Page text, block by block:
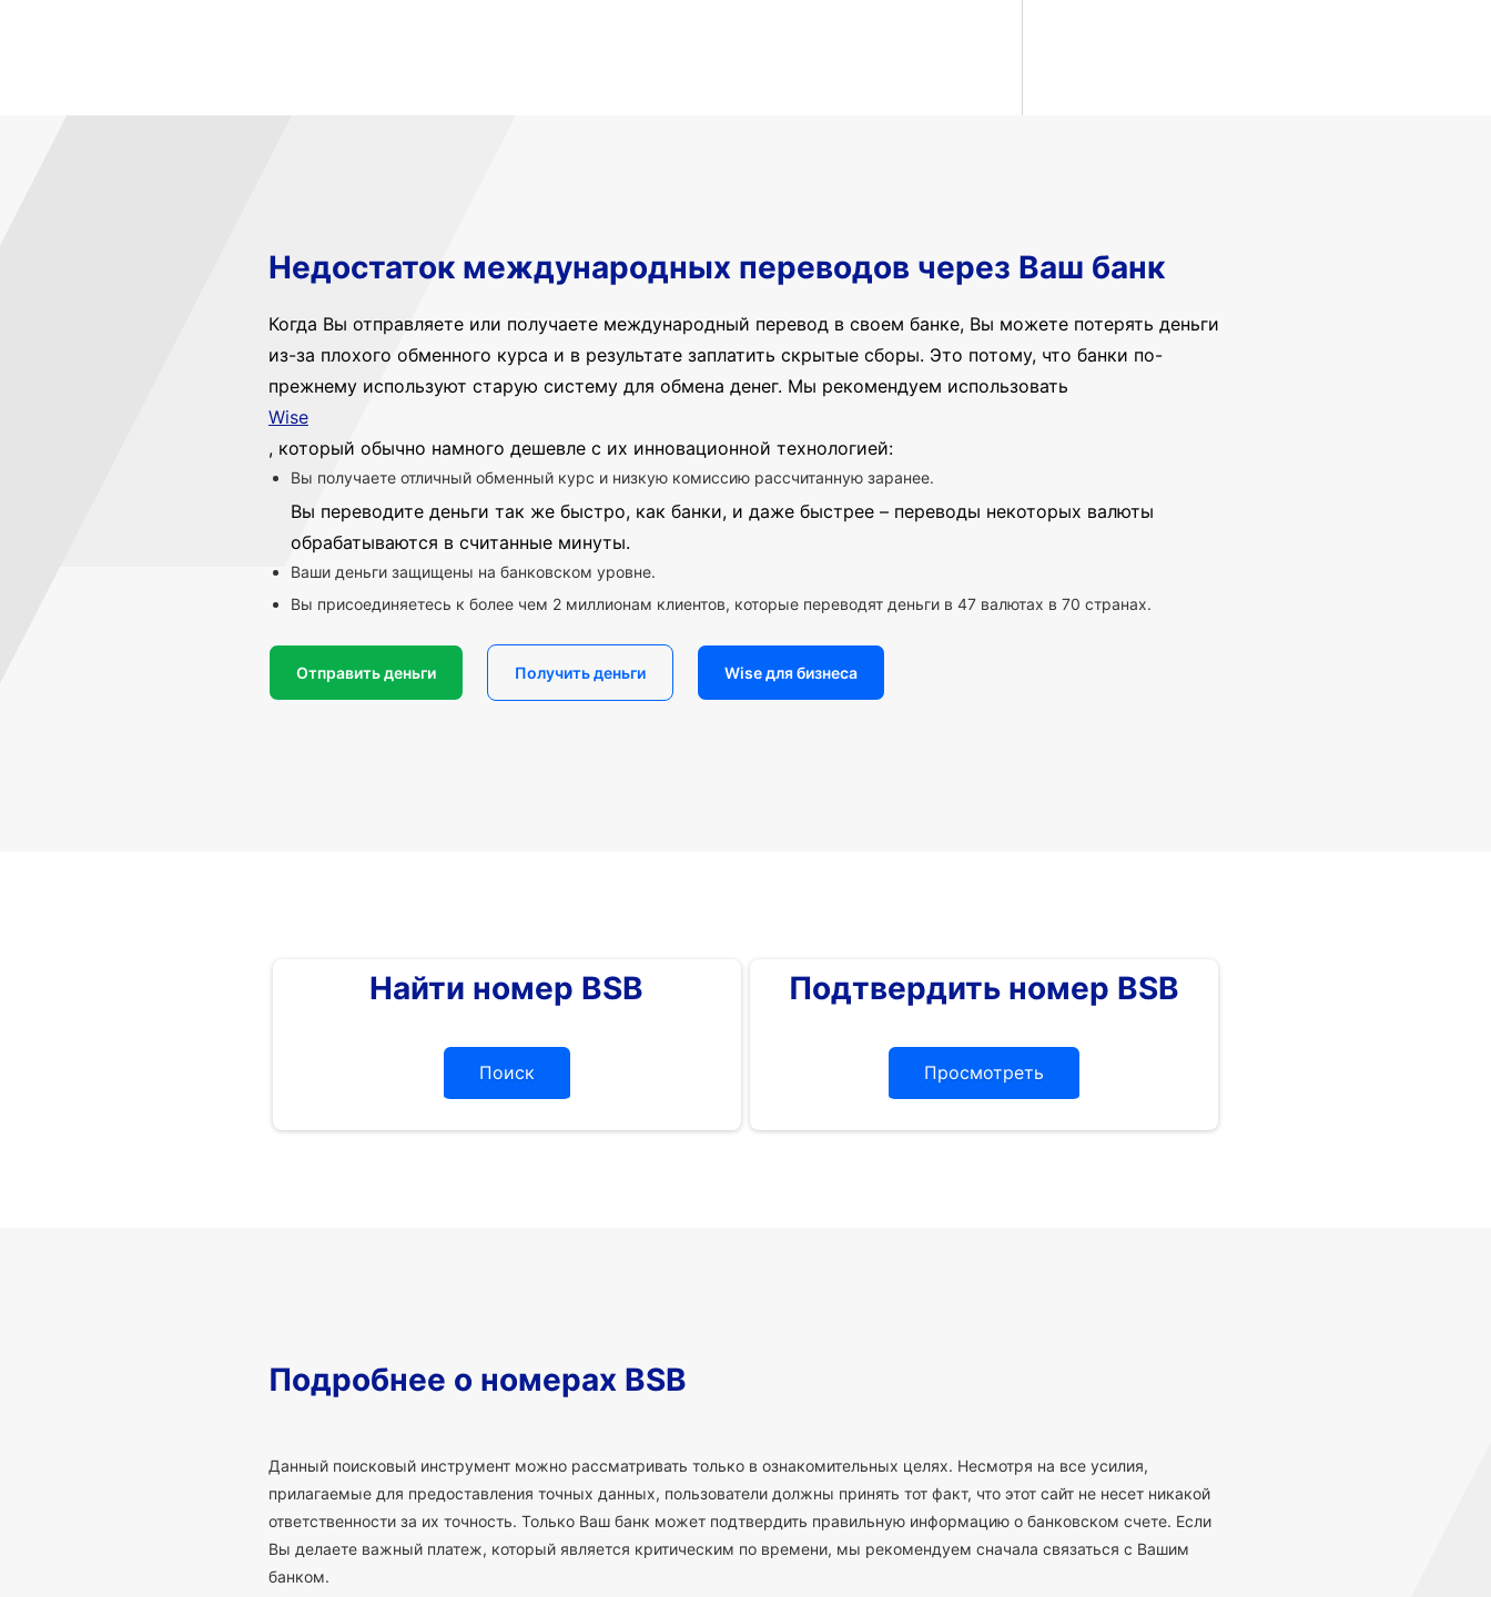
Недостаток международных переводов через Ваш банк
Когда Вы отправляете или получаете международный перевод в своем банке, Вы можете потерять деньги
из-за плохого обменного курса и в результате заплатить скрытые сборы. Это потому, что банки по-
прежнему используют старую систему для обмена денег. Мы рекомендуем использовать
Wise
, который обычно намного дешевле с их инновационной технологией:
Вы получаете отличный обменный курс и низкую комиссию рассчитанную заранее.
Вы переводите деньги так же быстро, как банки, и даже быстрее – переводы некоторых валюты
обрабатываются в считанные минуты.
Ваши деньги защищены на банковском уровне.
Вы присоединяетесь к более чем 2 миллионам клиентов, которые переводят деньги в 47 валютах в 70 странах.
Отправить деньги Получить деньги Wise для бизнеса
Найти номер BSB
Поиск
Подтвердить номер BSB
Просмотреть
Подробнее о номерах BSB
Данный поисковый инструмент можно рассматривать только в ознакомительных целях. Несмотря на все усилия,
прилагаемые для предоставления точных данных, пользователи должны принять тот факт, что этот сайт не несет никакой
ответственности за их точность. Только Ваш банк может подтвердить правильную информацию о банковском счете. Если
Вы делаете важный платеж, который является критическим по времени, мы рекомендуем сначала связаться с Вашим
банком.